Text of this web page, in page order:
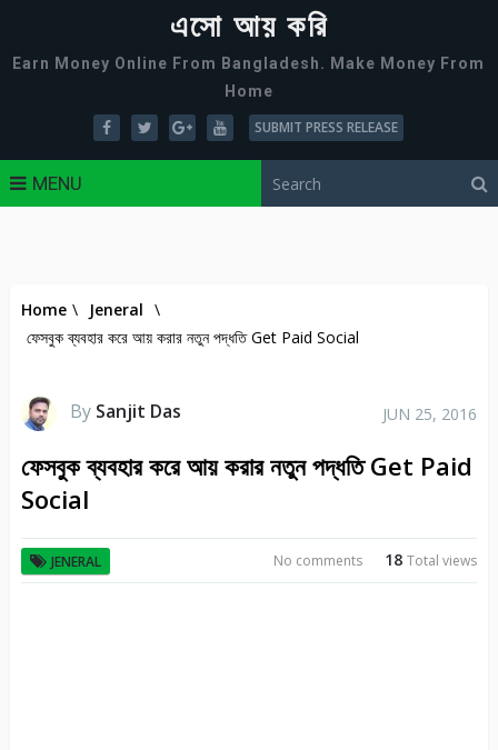
এসো আয় করি
Earn Money Online From Bangladesh. Make Money From
Home
SUBMIT PRESS RELEASE
MENU
Home \ Jeneral \
ফেসবুক ব্যবহার করে আয় করার নতুন পদ্ধতি Get Paid Social
By Sanjit Das JUN 25, 2016
ফেসবুক ব্যবহার করে আয় করার নতুন পদ্ধতি Get Paid
Social
JENERAL 18Total views
No comments